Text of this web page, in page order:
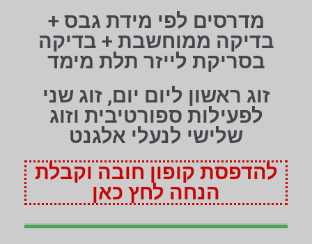
מדרסים לפי מידת גבס +
בדיקה ממוחשבת + בדיקה
בסריקת לייזר תלת מימד
זוג ראשון ליום יום, זוג שני
לפעילות ספורטיבית וזוג
שלישי לנעלי אלגנט
להדפסת קופון חובה וקבלת
הנחה לחץ כאן